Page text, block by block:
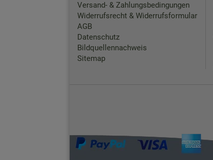
Versand- & Zahlungsbedingungen
Widerrufsrecht & Widerrufsformular
AGB
Datenschutz
Bildquellennachweis
Sitemap